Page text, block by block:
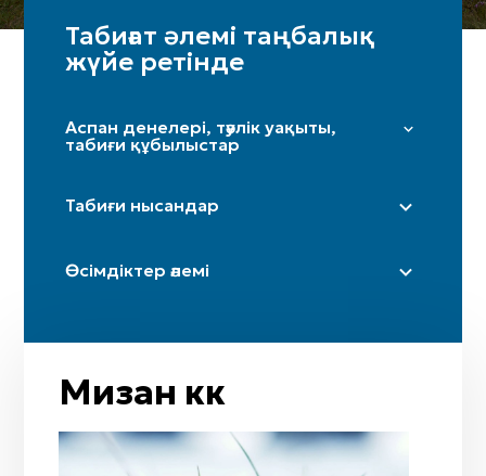
Табиғат әлемі таңбалық
жүйе ретінде
Аспан денелері, тәулік уақыты,
табиғи құбылыстар
Күн
Таңсәрі
Күн күркіреуі мен найзағай
Кемпірқосақ
Жаңбыр
Жел
Табиғи нысандар
Үңгір
Өзен (бастаулары)
Өсімдіктер әлемі
Шынар
Қайың
Адыраспан
Мизан көк